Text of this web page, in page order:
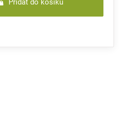
Přidat do košíku